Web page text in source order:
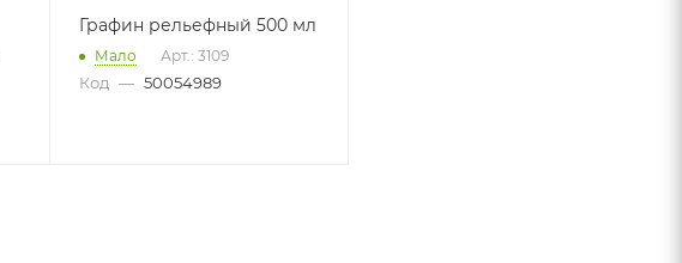
Графин рельефный 500 мл
Мало Арт.: 3109
Код — 50054989